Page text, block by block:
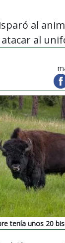
al
al
tenía unos 20